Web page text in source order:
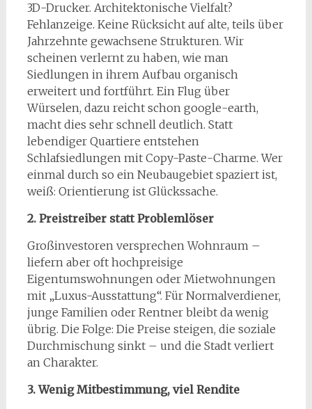
3D-Drucker. Architektonische Vielfalt?
Fehlanzeige. Keine Rücksicht auf alte, teils über
Jahrzehnte gewachsene Strukturen. Wir
scheinen verlernt zu haben, wie man
Siedlungen in ihrem Aufbau organisch
erweitert und fortführt. Ein Flug über
Würselen, dazu reicht schon google-earth,
macht dies sehr schnell deutlich. Statt
lebendiger Quartiere entstehen
Schlafsiedlungen mit Copy-Paste-Charme. Wer
einmal durch so ein Neubaugebiet spaziert ist,
weiß: Orientierung ist Glückssache.
2. Preistreiber statt Problemlöser
Großinvestoren versprechen Wohnraum –
liefern aber oft hochpreisige
Eigentumswohnungen oder Mietwohnungen
mit „Luxus-Ausstattung“. Für Normalverdiener,
junge Familien oder Rentner bleibt da wenig
übrig. Die Folge: Die Preise steigen, die soziale
Durchmischung sinkt – und die Stadt verliert
an Charakter.
3. Wenig Mitbestimmung, viel Rendite